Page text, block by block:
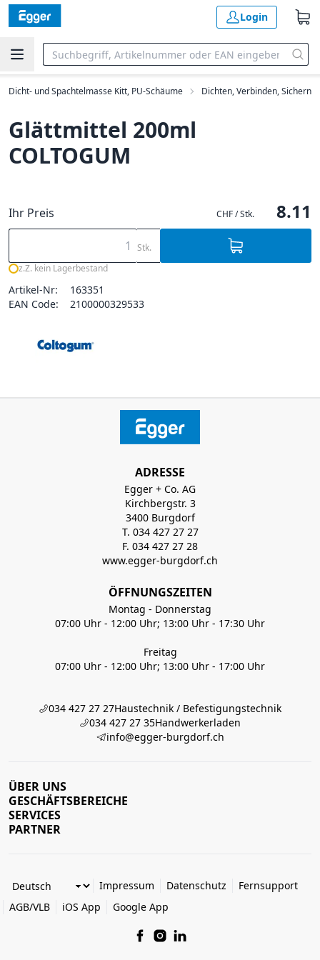
Login
Dicht- und Spachtelmasse Kitt, PU-Schäume Dichten, Verbinden, Sichern
Glättmittel 200ml
COLTOGUM
Ihr Preis CHF / Stk. 8.11
Stk.
z.Z. kein Lagerbestand
Artikel-Nr:
163351
EAN Code:
2100000329533
ADRESSE
Egger + Co. AG
Kirchbergstr. 3
3400 Burgdorf
T. 034 427 27 27
F. 034 427 27 28
www.egger-burgdorf.ch
ÖFFNUNGSZEITEN
Montag - Donnerstag
07:00 Uhr - 12:00 Uhr; 13:00 Uhr - 17:30 Uhr
Freitag
07:00 Uhr - 12:00 Uhr; 13:00 Uhr - 17:00 Uhr
034 427 27 27Haustechnik / Befestigungstechnik
034 427 27 35Handwerkerladen
info@egger-burgdorf.ch
ÜBER UNS
GESCHÄFTSBEREICHE
SERVICES
PARTNER
Impressum Datenschutz
Fernsupport
AGB/VLB
iOS App Google App